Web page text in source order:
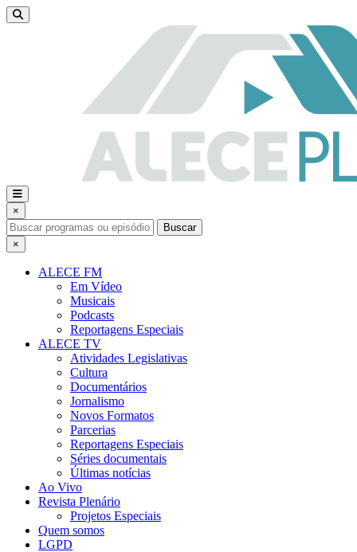
×
Buscar
×
ALECE FM
Em Vídeo
Musicais
Podcasts
Reportagens Especiais
ALECE TV
Atividades Legislativas
Cultura
Documentários
Jornalismo
Novos Formatos
Parcerias
Reportagens Especiais
Séries documentais
Últimas notícias
Ao Vivo
Revista Plenário
Projetos Especiais
Quem somos
LGPD